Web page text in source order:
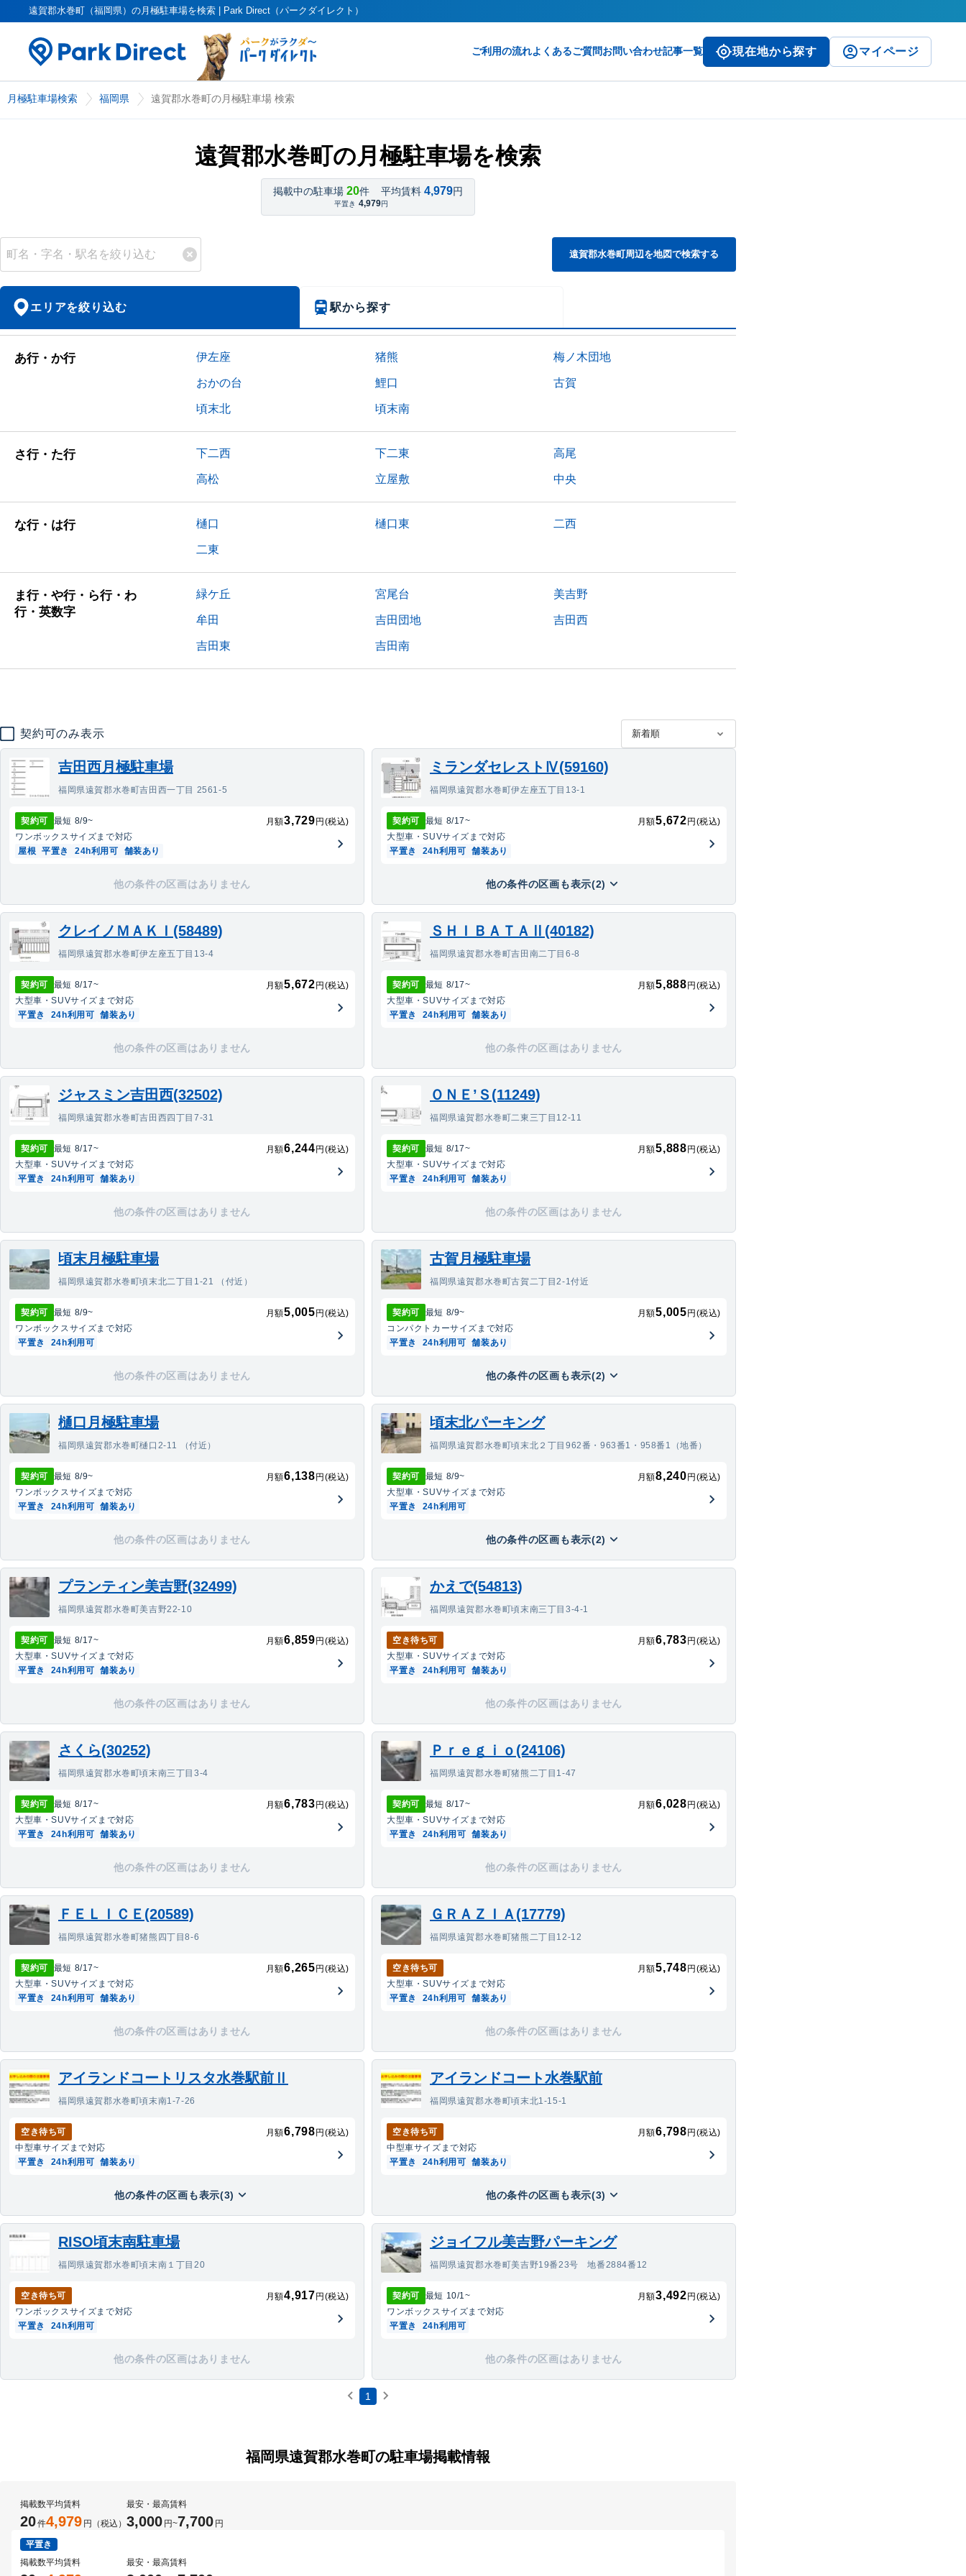
遠賀郡水巻町（福岡県）の月極駐車場を検索 | Park Direct（パークダイレクト）
ご利用の流れよくあるご質問お問い合わせ記事一覧 現在地から探す マイページ
月極駐車場検索 福岡県 遠賀郡水巻町の月極駐車場 検索
遠賀郡水巻町の月極駐車場を検索
掲載中の駐車場 20件 平均賃料 4,979円
平置き 4,979円
遠賀郡水巻町周辺を地図で検索する
エリアを絞り込む 駅から探す
あ行・か行 伊左座 猪熊 梅ノ木団地
おかの台 鯉口 古賀
頃末北 頃末南
さ行・た行 下二西 下二東 高尾
高松 立屋敷 中央
な行・は行 樋口 樋口東 二西
二東
ま行・や行・ら行・わ
行・英数字
緑ケ丘 宮尾台 美吉野
牟田 吉田団地 吉田西
吉田東 吉田南
契約可のみ表示
吉田西月極駐車場
福岡県遠賀郡水巻町吉田西一丁目 2561-5
契約可 最短 8/9~ 月額3,729 円(税込)
ワンボックスサイズまで対応
屋根 平置き 24h利用可 舗装あり
他の条件の区画はありません
ミランダセレストⅣ(59160)
福岡県遠賀郡水巻町伊左座五丁目13-1
契約可 最短 8/17~ 月額5,672 円(税込)
大型車・SUVサイズまで対応
平置き
24h利用可 舗装あり
他の条件の区画も表示(2)
クレイノＭＡＫＩ(58489)
福岡県遠賀郡水巻町伊左座五丁目13-4
契約可 最短 8/17~ 月額5,672 円(税込)
大型車・SUVサイズまで対応
平置き
24h利用可 舗装あり
他の条件の区画はありません
ＳＨＩＢＡＴＡⅡ(40182)
福岡県遠賀郡水巻町吉田南二丁目6-8
契約可 最短 8/17~ 月額5,888 円(税込)
大型車・SUVサイズまで対応
平置き
24h利用可 舗装あり
他の条件の区画はありません
ジャスミン吉田西(32502)
福岡県遠賀郡水巻町吉田西四丁目7-31
契約可 最短 8/17~ 月額6,244 円(税込)
大型車・SUVサイズまで対応
平置き
24h利用可 舗装あり
他の条件の区画はありません
ＯＮＥ’Ｓ(11249)
福岡県遠賀郡水巻町二東三丁目12-11
契約可 最短 8/17~ 月額5,888 円(税込)
大型車・SUVサイズまで対応
平置き
24h利用可 舗装あり
他の条件の区画はありません
頃末月極駐車場
福岡県遠賀郡水巻町頃末北二丁目1-21 （付近）
契約可 最短 8/9~ 月額5,005 円(税込)
ワンボックスサイズまで対応
平置き
24h利用可
他の条件の区画はありません
古賀月極駐車場
福岡県遠賀郡水巻町古賀二丁目2-1付近
契約可 最短 8/9~ 月額5,005 円(税込)
コンパクトカーサイズまで対応
平置き
24h利用可 舗装あり
他の条件の区画も表示(2)
樋口月極駐車場
福岡県遠賀郡水巻町樋口2-11 （付近）
契約可 最短 8/9~ 月額6,138 円(税込)
ワンボックスサイズまで対応
平置き
24h利用可 舗装あり
他の条件の区画はありません
頃末北パーキング
福岡県遠賀郡水巻町頃末北２丁目962番・963番1・958番1（地番）
契約可 最短 8/9~ 月額8,240 円(税込)
大型車・SUVサイズまで対応
平置き
24h利用可
他の条件の区画も表示(2)
プランティン美吉野(32499)
福岡県遠賀郡水巻町美吉野22-10
契約可 最短 8/17~ 月額6,859 円(税込)
大型車・SUVサイズまで対応
平置き
24h利用可 舗装あり
他の条件の区画はありません
かえで(54813)
福岡県遠賀郡水巻町頃末南三丁目3-4-1
空き待ち可 月額6,783 円(税込)
大型車・SUVサイズまで対応
平置き
24h利用可 舗装あり
他の条件の区画はありません
さくら(30252)
福岡県遠賀郡水巻町頃末南三丁目3-4
契約可 最短 8/17~ 月額6,783 円(税込)
大型車・SUVサイズまで対応
平置き
24h利用可 舗装あり
他の条件の区画はありません
Ｐｒｅｇｉｏ(24106)
福岡県遠賀郡水巻町猪熊二丁目1-47
契約可 最短 8/17~ 月額6,028 円(税込)
大型車・SUVサイズまで対応
平置き
24h利用可 舗装あり
他の条件の区画はありません
ＦＥＬＩＣＥ(20589)
福岡県遠賀郡水巻町猪熊四丁目8-6
契約可 最短 8/17~ 月額6,265 円(税込)
大型車・SUVサイズまで対応
平置き
24h利用可 舗装あり
他の条件の区画はありません
ＧＲＡＺＩＡ(17779)
福岡県遠賀郡水巻町猪熊二丁目12-12
空き待ち可 月額5,748 円(税込)
大型車・SUVサイズまで対応
平置き
24h利用可 舗装あり
他の条件の区画はありません
アイランドコートリスタ水巻駅前Ⅱ
福岡県遠賀郡水巻町頃末南1-7-26
空き待ち可 月額6,798 円(税込)
中型車サイズまで対応
平置き
24h利用可 舗装あり
他の条件の区画も表示(3)
アイランドコート水巻駅前
福岡県遠賀郡水巻町頃末北1-15-1
空き待ち可 月額6,798 円(税込)
中型車サイズまで対応
平置き
24h利用可 舗装あり
他の条件の区画も表示(3)
RISO頃末南駐車場
福岡県遠賀郡水巻町頃末南１丁目20
空き待ち可 月額4,917 円(税込)
ワンボックスサイズまで対応
平置き
24h利用可
他の条件の区画はありません
ジョイフル美吉野パーキング
福岡県遠賀郡水巻町美吉野19番23号 地番2884番12
契約可 最短 10/1~ 月額3,492 円(税込)
ワンボックスサイズまで対応
平置き
24h利用可
他の条件の区画はありません
1
福岡県遠賀郡水巻町の駐車場掲載情報
掲載数
20件
平均賃料
4,979 円（税込）
最安・最高賃料
3,000 円~7,700 円
平置き
掲載数平均賃料 最安・最高賃料